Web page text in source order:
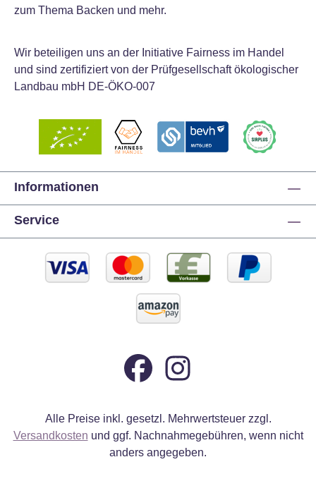
zum Thema Backen und mehr.
Wir beteiligen uns an der Initiative Fairness im Handel
und sind zertifiziert von der Prüfgesellschaft ökologischer
Landbau mbH DE-ÖKO-007
Informationen
Service
Alle Preise inkl. gesetzl. Mehrwertsteuer zzgl.
Versandkosten und ggf. Nachnahmegebühren, wenn nicht
anders angegeben.